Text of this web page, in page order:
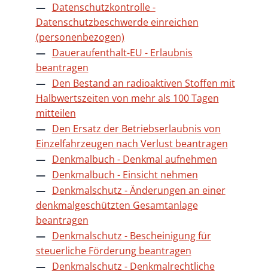
Datenschutzkontrolle -
Datenschutzbeschwerde einreichen
(personenbezogen)
Daueraufenthalt-EU - Erlaubnis
beantragen
Den Bestand an radioaktiven Stoffen mit
Halbwertszeiten von mehr als 100 Tagen
mitteilen
Den Ersatz der Betriebserlaubnis von
Einzelfahrzeugen nach Verlust beantragen
Denkmalbuch - Denkmal aufnehmen
Denkmalbuch - Einsicht nehmen
Denkmalschutz - Änderungen an einer
denkmalgeschützten Gesamtanlage
beantragen
Denkmalschutz - Bescheinigung für
steuerliche Förderung beantragen
Denkmalschutz - Denkmalrechtliche